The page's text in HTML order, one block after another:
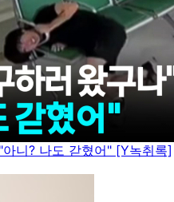
니? 나도 갇혔어" [Y녹취록]